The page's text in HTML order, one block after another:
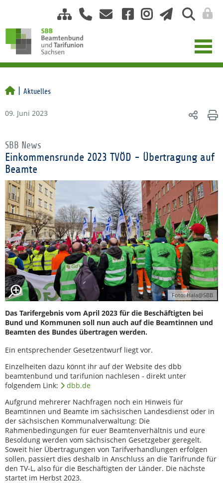
Aktuelles
09. Juni 2023
SBB News
Einkommensrunde 2023 TVÖD - Übertragung auf
Beamte
Foto: Hala@SBB
Das Tarifergebnis vom April 2023 für die Beschäftigten bei
Bund und Kommunen soll nun auch auf die Beamtinnen und
Beamten des Bundes übertragen werden.
Ein entsprechender Gesetzentwurf liegt vor.
Einzelheiten dazu könnt ihr auf der Website des dbb
beamtenbund und tarifunion nachlesen - direkt unter
folgendem Link:
dbb.de
Aufgrund mehrerer Nachfragen noch ein Hinweis für
Beamtinnen und Beamte im sächsischen Landesdienst oder in
der sächsischen Kommunalverwaltung: Die
Rahmenbedingungen für euer Beamtenverhältnis und eure
Besoldung werden vom sächsischen Gesetzgeber geregelt.
Soweit hier Übertragungen von Tarifverhandlungen erfolgen
sollen, passiert dies deshalb in Anschluss an die Tarifrunde für
den TV-L, also für die Beschäftigten der Länder. Die nächste
startet im Herbst 2023.